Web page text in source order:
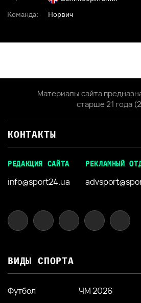
Команда:
Норвич
Материалы сайта
старше 21 года
КОНТАКТЫ
РЕДАКЦИЯ САЙТА
info@sport24.ua
РЕКЛАМНЫЙ
ВИДЫ СПОРТА
Футбол ЧМ 2026